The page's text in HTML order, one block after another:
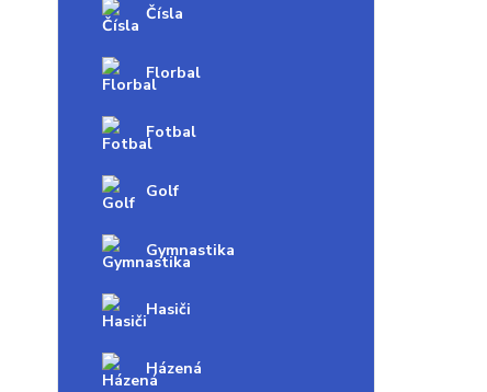
Čísla
Florbal
Fotbal
Golf
Gymnastika
Hasiči
Házená